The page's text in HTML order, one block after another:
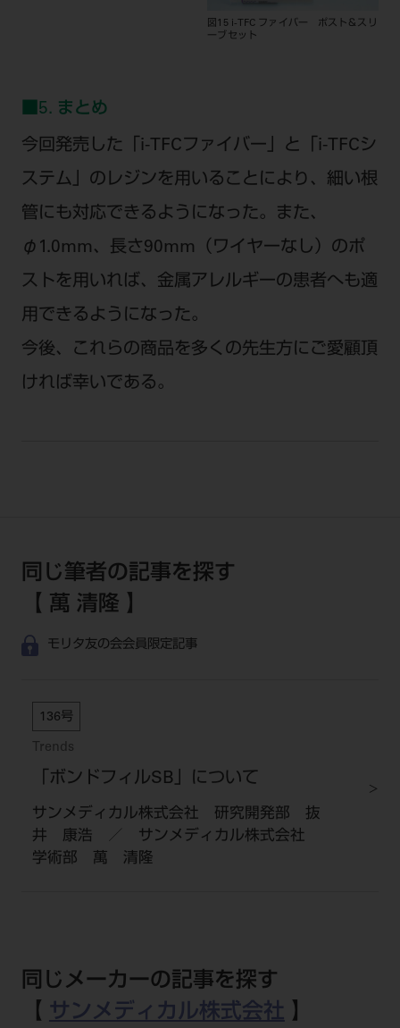
図15 i-TFC ファイバー ポスト＆スリ
ーブセット
■5. まとめ
今回発売した「i-TFCファイバー」と「i-TFCシ
ステム」のレジンを用いることにより、細い根
管にも対応できるようになった。また、
φ1.0mm、長さ90mm（ワイヤーなし）のポ
ストを用いれば、金属アレルギーの患者へも適
用できるようになった。
今後、これらの商品を多くの先生方にご愛顧頂
ければ幸いである。
同じ筆者の記事を探す
【 萬 清隆 】
モリタ友の会会員限定記事
136号
Trends
「ボンドフィルSB」について
サンメディカル株式会社 研究開発部 抜
井 康浩 ／ サンメディカル株式会社
学術部 萬 清隆
同じメーカーの記事を探す
【 サンメディカル株式会社 】